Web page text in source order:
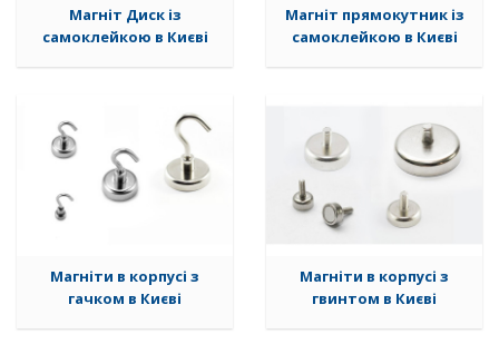
Магніт Диск із
самоклейкою в Києві
Магніт прямокутник із
самоклейкою в Києві
Магніти в корпусі з
гачком в Києві
Магніти в корпусі з
гвинтом в Києві